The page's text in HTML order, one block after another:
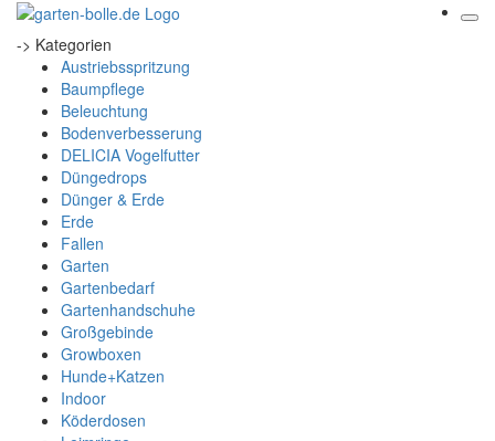
-> Kategorien
Austriebsspritzung
Baumpflege
Beleuchtung
Bodenverbesserung
DELICIA Vogelfutter
Düngedrops
Dünger & Erde
Erde
Fallen
Garten
Gartenbedarf
Gartenhandschuhe
Großgebinde
Growboxen
Hunde+Katzen
Indoor
Köderdosen